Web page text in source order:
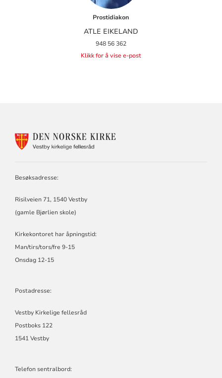
Prostidiakon
ATLE EIKELAND
948 56 362
Klikk for å vise e-post
Besøksadresse:
Risilveien 71, 1540 Vestby
(gamle Bjørlien skole)
Kirkekontoret har åpningstid:
Man/tirs/tors/fre 9-15
Onsdag 12-15
Postadresse:
Vestby Kirkelige fellesråd
Postboks 122
1541 Vestby
Telefon sentralbord: